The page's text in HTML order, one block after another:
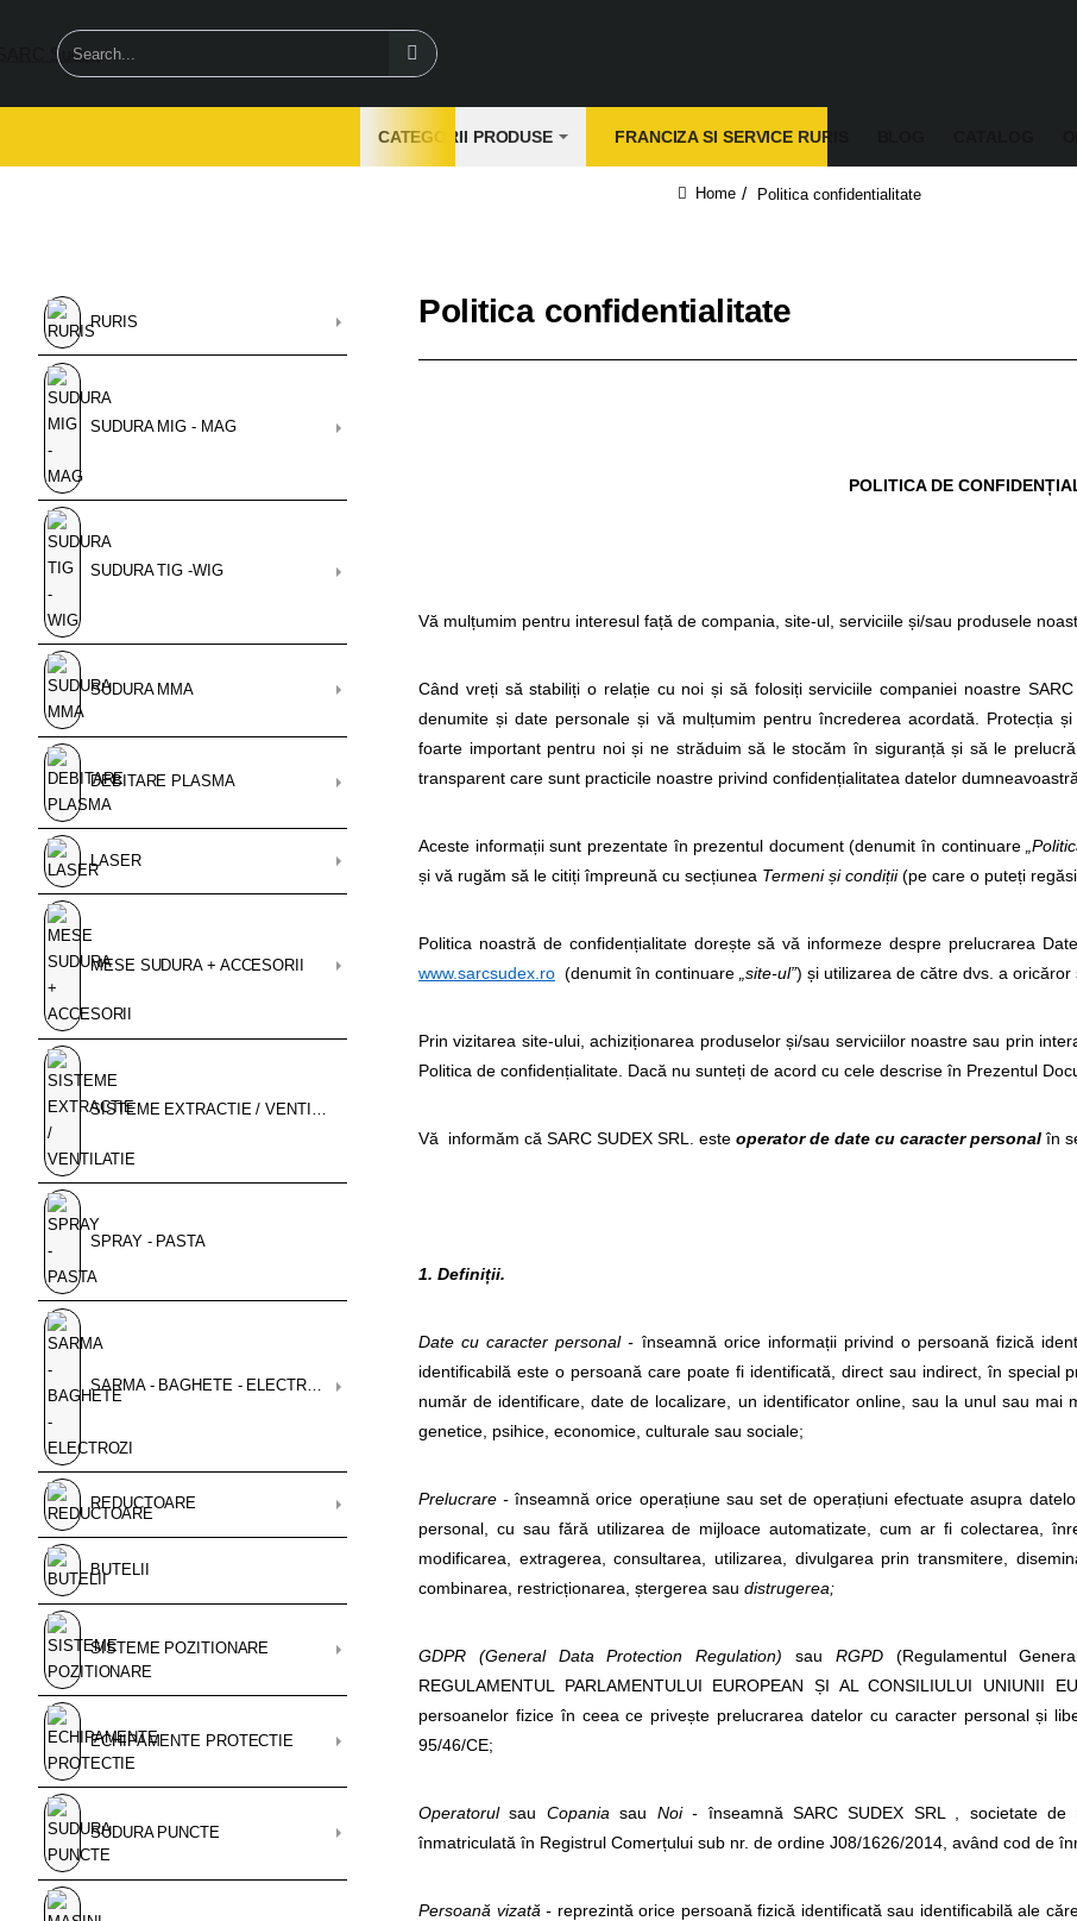
Search...
CATEGORII PRODUSE FRANCIZA SI SERVICE RURIS
Politica confidentialitate
RURIS
SUDURA MIG - MAG
SUDURA TIG -WIG
SUDURA MMA
DEBITARE PLASMA
LASER
MESE SUDURA + ACCESORII
SISTEME EXTRACTIE / VENTILATIE
SPRAY - PASTA
SARMA - BAGHETE - ELECTROZI
REDUCTOARE
BUTELII
SISTEME POZITIONARE
ECHIPAMENTE PROTECTIE
SUDURA PUNCTE
Politica confidentialitate
POLITICA DE
Vă mulțumim pentru interesul față de compania, site-ul, serviciile și/sau produsele
Când vreți să stabiliți o relație cu noi și să folosiți serviciile companiei noastre
denumite și date personale și vă mulțumim pentru încrederea acordată. Protecția
foarte important pentru noi și ne străduim să le stocăm în siguranță și să le
transparent care sunt practicile noastre privind confidențialitatea datelor dumneavoastră.
Aceste informații sunt prezentate în prezentul document (denumit în continuare
și vă rugăm să le citiți împreună cu secțiunea Termeni și condiții(pe care o puteți
Politica noastră de confidențialitate dorește să vă informeze despre prelucrarea
www.sarcsudex.ro (denumit în continuare „site-ul”) și utilizarea de către dvs. a oricăror
Prin vizitarea site-ului, achiziționarea produselor și/sau serviciilor noastre sau prin
Politica de confidențialitate. Dacă nu sunteți de acord cu cele descrise în Prezentul
Vă informăm că SARC SUDEX SRL. este operator de date cu caracter personalîn
1. Definiții.
Date cu caracter personal - înseamnă orice informații privind o persoană fizică
identificabilă este o persoană care poate fi identificată, direct sau indirect, în
număr de identificare, date de localizare, un identificator online, sau la unul sau mai
genetice, psihice, economice, culturale sau sociale;
Prelucrare - înseamnă orice operațiune sau set de operațiuni efectuate asupra
personal, cu sau fără utilizarea de mijloace automatizate, cum ar fi colectarea,
modificarea, extragerea, consultarea, utilizarea, divulgarea prin transmitere,
combinarea, restricționarea, ștergerea sau distrugerea;
GDPR (General Data Protection Regulation) sau RGPD (Regulamentul
REGULAMENTUL PARLAMENTULUI EUROPEAN ȘI AL CONSILIULUI
persoanelor fizice în ceea ce privește prelucrarea datelor cu caracter personal și
95/46/CE;
Operatorulsau Copaniasau Noi -înseamnă SARC SUDEX SRL , societate
înmatriculată în Registrul Comerțului sub nr. de ordine J08/1626/2014, având cod de
Persoană vizată - reprezintă orice persoană fizică identificată sau identificabilă ale